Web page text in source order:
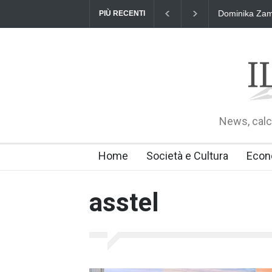
PIÙ RECENTI Dominika
News,
Home Società e Cultura
asstel